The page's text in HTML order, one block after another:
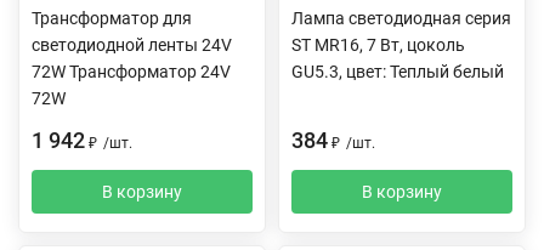
Трансформатор для
светодиодной ленты 24V
72W Трансформатор 24V
72W
1 942 ₽ /шт.
В корзину
Лампа светодиодная серия
ST MR16, 7 Вт, цоколь
GU5.3, цвет: Теплый белый
384 ₽ /шт.
В корзину